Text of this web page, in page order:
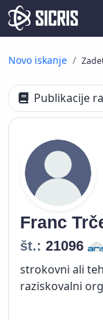
Novo iskanje
Publikacije
Franc
št.: 21096
strokovni ali
raziskovalni